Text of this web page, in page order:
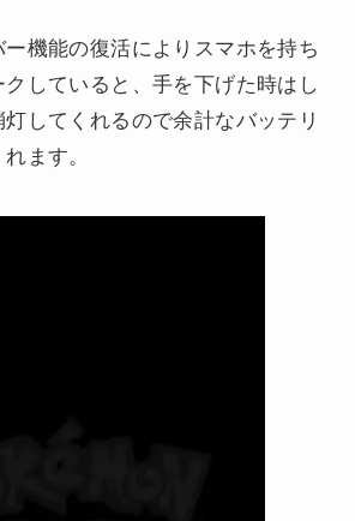
機能の復活によりスマホを持ち
していると、手を下げた時はし
してくれるので余計なバッテリ
ます。